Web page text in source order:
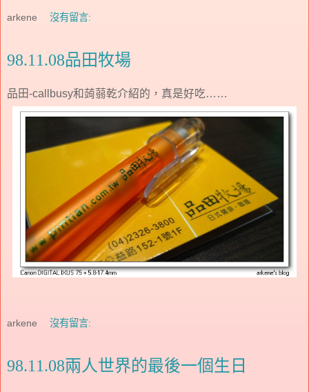
arkene 沒有留言:
98.11.08品田牧場
品田-callbusy和蒟蒻乾介紹的，真是好吃……
arkene 沒有留言:
98.11.08兩人世界的最後一個生日